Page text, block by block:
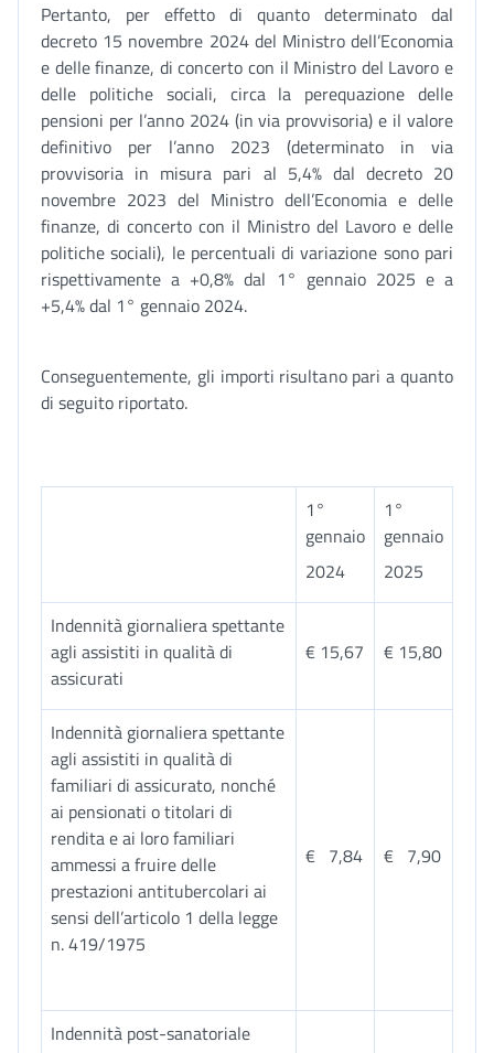
Pertanto, per effetto di quanto determinato dal
decreto 15 novembre 2024 del Ministro dell’Economia
e delle finanze, di concerto con il Ministro del Lavoro e
delle politiche sociali, circa la perequazione delle
pensioni per l’anno 2024 (in via provvisoria) e il valore
definitivo per l’anno 2023 (determinato in via
provvisoria in misura pari al 5,4% dal decreto 20
novembre 2023 del Ministro dell’Economia e delle
finanze, di concerto con il Ministro del Lavoro e delle
politiche sociali), le percentuali di variazione sono pari
rispettivamente a +0,8% dal 1° gennaio 2025 e a
+5,4% dal 1° gennaio 2024.
Conseguentemente, gli importi risultano pari a quanto
di seguito riportato.
1°
gennaio
2024
1°
gennaio
2025
Indennità giornaliera spettante
agli assistiti in qualità di
assicurati
€ 15,67 € 15,80
Indennità giornaliera spettante
agli assistiti in qualità di
familiari di assicurato, nonché
ai pensionati o titolari di
rendita e ai loro familiari
ammessi a fruire delle
prestazioni antitubercolari ai
sensi dell’articolo 1 della legge
n. 419/1975
€ 7,84 € 7,90
Indennità post-sanatoriale